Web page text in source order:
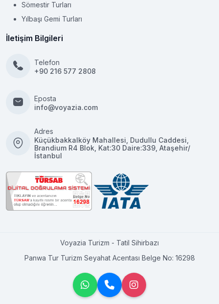
Sömestir Turları
Yılbaşı Gemi Turları
İletişim Bilgileri
Telefon
+90 216 577 2808
Eposta
info@voyazia.com
Adres
Küçükbakkalköy Mahallesi, Dudullu Caddesi,
Brandium R4 Blok, Kat:30 Daire:339, Ataşehir/
İstanbul
Voyazia Turizm - Tatil Sihirbazı
Panwa Tur Turizm Seyahat Acentası Belge No: 16298